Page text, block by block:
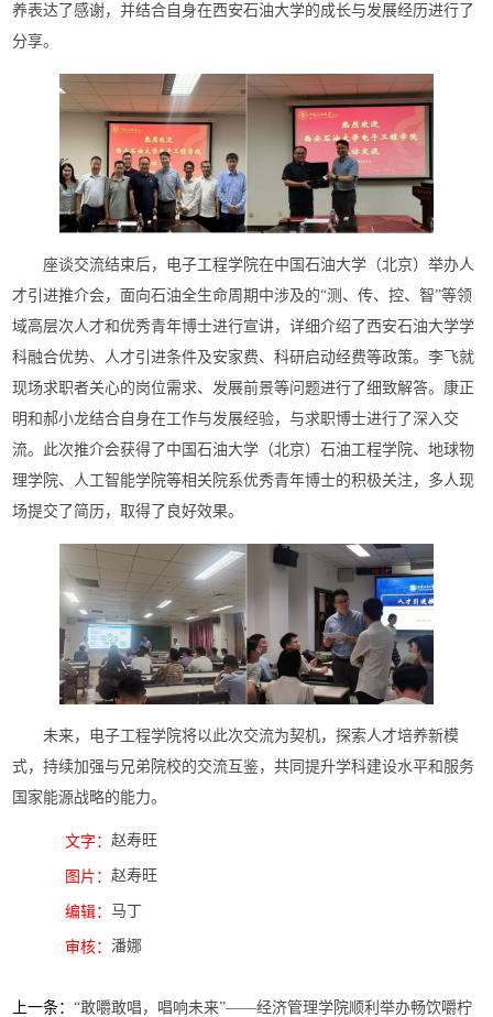
养表达了感谢，并结合自身在西安石油大学的成长与发展经历进行了
分享。
座谈交流结束后，电子工程学院在中国石油大学（北京）举办人
才引进推介会，面向石油全生命周期中涉及的“测、传、控、智”等领
域高层次人才和优秀青年博士进行宣讲，详细介绍了西安石油大学学
科融合优势、人才引进条件及安家费、科研启动经费等政策。李飞就
现场求职者关心的岗位需求、发展前景等问题进行了细致解答。康正
明和郝小龙结合自身在工作与发展经验，与求职博士进行了深入交
流。此次推介会获得了中国石油大学（北京）石油工程学院、地球物
理学院、人工智能学院等相关院系优秀青年博士的积极关注，多人现
场提交了简历，取得了良好效果。
未来，电子工程学院将以此次交流为契机，探索人才培养新模
式，持续加强与兄弟院校的交流互鉴，共同提升学科建设水平和服务
国家能源战略的能力。
文字：赵寿旺
图片：赵寿旺
编辑：马丁
审核： 潘娜
上一条：“敢嚼敢唱，唱响未来”——经济管理学院顺利举办畅饮嚼柠